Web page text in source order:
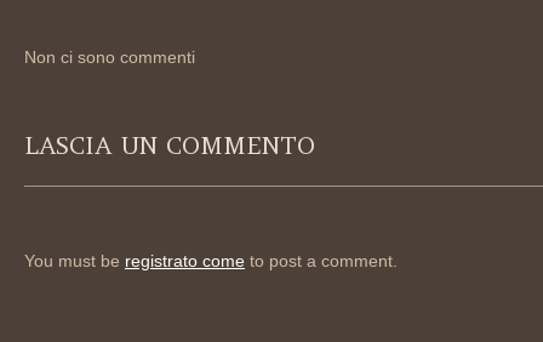
Non ci sono commenti
LASCIA UN COMMENTO
You must be registrato come to post a comment.